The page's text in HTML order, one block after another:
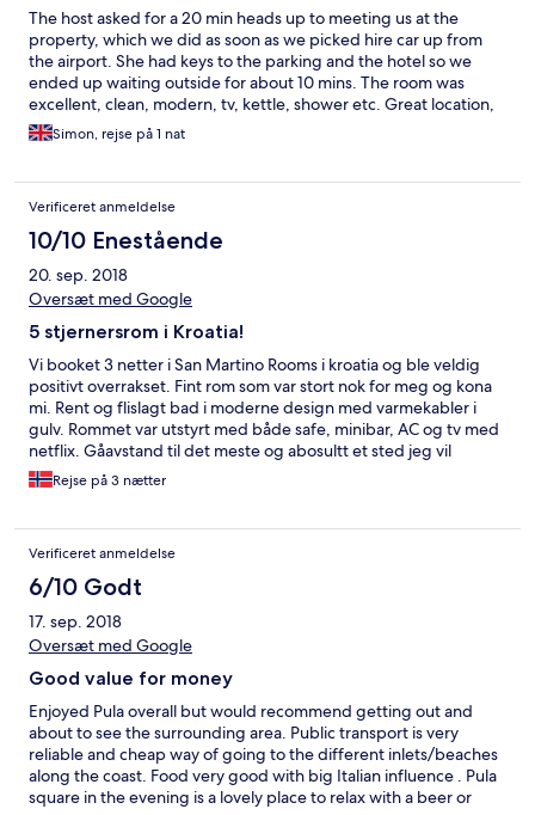
The host asked for a 20 min heads up to meeting us at the
property, which we did as soon as we picked hire car up from
the airport. She had keys to the parking and the hotel so we
ended up waiting outside for about 10 mins. The room was
excellent, clean, modern, tv, kettle, shower etc. Great location,
5 mins walk from the amphitheatre. Only stayed the one night
but would stay again.
Simon, rejse på 1 nat
Verificeret anmeldelse
10/10 Enestående
20. sep. 2018
Oversæt med Google
5 stjernersrom i Kroatia!
Vi booket 3 netter i San Martino Rooms i kroatia og ble veldig
positivt overrakset. Fint rom som var stort nok for meg og kona
mi. Rent og flislagt bad i moderne design med varmekabler i
gulv. Rommet var utstyrt med både safe, minibar, AC og tv med
netflix. Gåavstand til det meste og abosultt et sted jeg vil
anbefale andre. Her får du mye for penga!
Rejse på 3 nætter
Verificeret anmeldelse
6/10 Godt
17. sep. 2018
Oversæt med Google
Good value for money
Enjoyed Pula overall but would recommend getting out and
about to see the surrounding area. Public transport is very
reliable and cheap way of going to the different inlets/beaches
along the coast. Food very good with big Italian influence . Pula
square in the evening is a lovely place to relax with a beer or